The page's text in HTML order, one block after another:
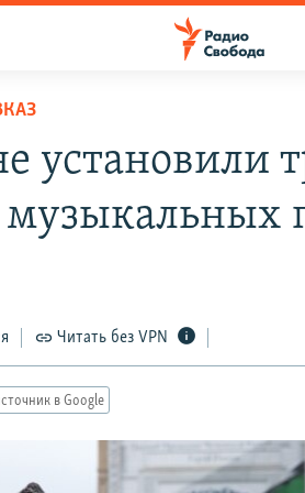
установили
Читать без VPN
в Google